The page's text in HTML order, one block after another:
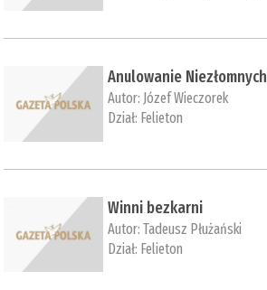
Anulowanie Niezłomnych
Autor: Józef Wieczorek
Dział: Felieton
Winni bezkarni
Autor:Tadeusz Płużański
Dział: Felieton